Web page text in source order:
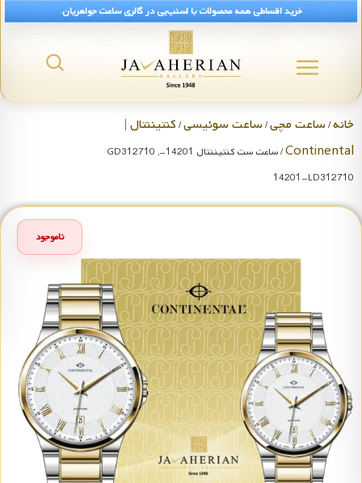
خرید اقساطی همه محصولات با اسنپ‌پی در گالری ساعت جواهریان.
خانه/ساعت مچی/ساعت سوئیسی/ کنتیننتال |
Continental
/ ساعت ست کنتیننتال 14201-GD312710 ,
14201-LD312710
ناموجود